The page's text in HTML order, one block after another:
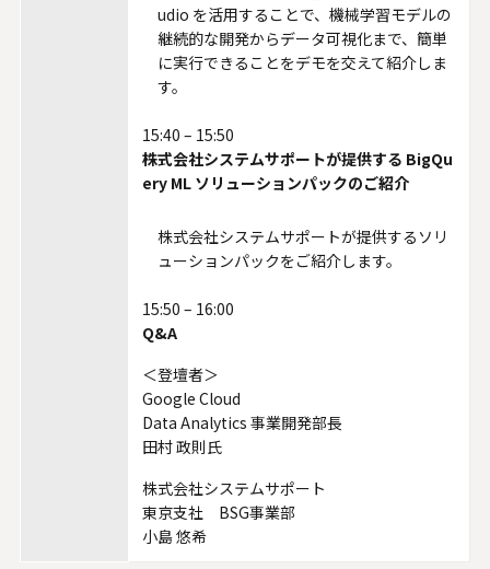
udio を活用することで、機械学習モデルの
継続的な開発からデータ可視化まで、簡単
に実行できることをデモを交えて紹介しま
す。
15:40 – 15:50
株式会社システムサポートが提供する BigQu
ery ML ソリューションパックのご紹介
株式会社システムサポートが提供するソリ
ューションパックをご紹介します。
15:50 – 16:00
Q&A
＜登壇者＞
Google Cloud
Data Analytics 事業開発部長
田村 政則氏
株式会社システムサポート
東京支社 BSG事業部
小島 悠希